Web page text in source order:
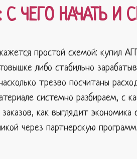
С ЧЕГО НАЧАТЬ
простой схемой: купил
либо стабильно
трезво посчитаны
системно разбираем, с
как выглядит
через партнерскую